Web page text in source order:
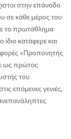
στην επάνοδο
σε κάθε μέρος του
το πρωτάθλημα
κατάφερε και
φορές «Προπονητής
ως πρώτος
του
επόμενες γενιές,